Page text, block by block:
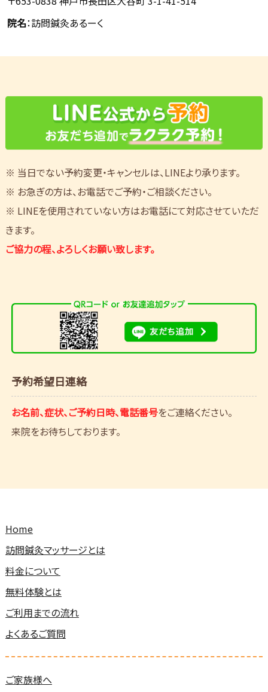
院名：訪問鍼灸あるーく
※ 当日でない予約変更・キャンセルは、LINEより承ります。
※ お急ぎの方は、お電話でご予約・ご相談ください。
※ LINEを使用されていない方はお電話にて対応させていただ
きます。
ご協力の程、よろしくお願い致します。
予約希望日連絡
お名前、症状、ご予約日時、電話番号をご連絡ください。
来院をお待ちしております。
Home
訪問鍼灸マッサージとは
料金について
無料体験とは
ご利用までの流れ
よくあるご質問
ご家族様へ